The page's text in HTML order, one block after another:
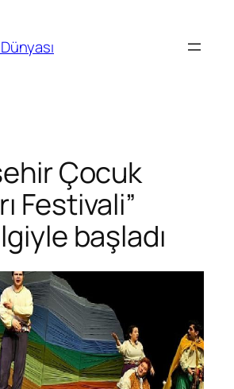
Çocuk
Festivali”
başladı